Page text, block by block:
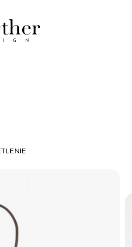
szczegóły